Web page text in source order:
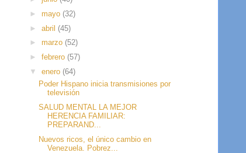
► mayo (32)
► abril (45)
► marzo (52)
► febrero (57)
▼ enero (64)
Poder Hispano inicia transmisiones por
televisión
SALUD MENTAL LA MEJOR
HERENCIA FAMILIAR:
PREPARAND...
Nuevos ricos, el único cambio en
Venezuela. Pobrez...